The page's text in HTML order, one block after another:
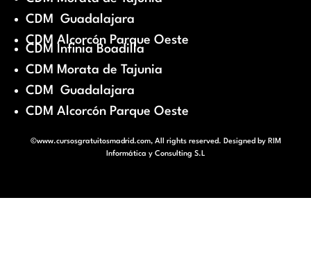
CDM Guadalajara
CDM Alcorcón Parque Oeste
CDM Infinia Boadilla
CDM Morata de Tajunia
CDM Guadalajara
CDM Alcorcón Parque Oeste
©www.cursosgratuitosmadrid.com, All rights reserved. Designed by RIM
Informática y Consulting S.L